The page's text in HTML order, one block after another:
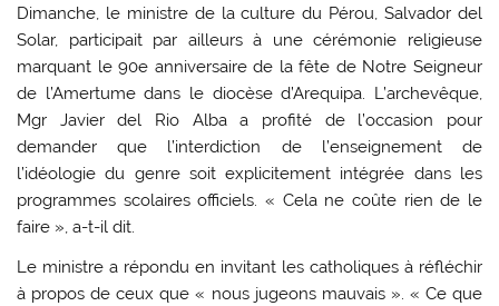
Dimanche, le ministre de la culture du Pérou, Salvador del
Solar, participait par ailleurs à une cérémonie religieuse
marquant le 90e anniversaire de la fête de Notre Seigneur
de l’Amertume dans le diocèse d’Arequipa. L’archevêque,
Mgr Javier del Rio Alba a profité de l’occasion pour
demander que l’interdiction de l’enseignement de
l’idéologie du genre soit explicitement intégrée dans les
programmes scolaires officiels. « Cela ne coûte rien de le
faire », a-t-il dit.
Le ministre a répondu en invitant les catholiques à réfléchir
à propos de ceux que « nous jugeons mauvais ». « Ce que